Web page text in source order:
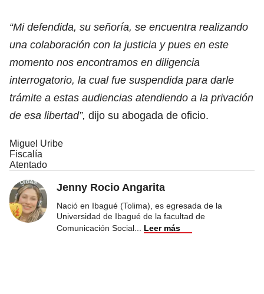
“Mi defendida, su señoría, se encuentra realizando
una colaboración con la justicia y pues en este
momento nos encontramos en diligencia
interrogatorio, la cual fue suspendida para darle
trámite a estas audiencias atendiendo a la privación
de esa libertad”, dijo su abogada de oficio.
Miguel Uribe
Fiscalía
Atentado
Jenny Rocio Angarita
Nació en Ibagué (Tolima), es egresada de la
Universidad de Ibagué de la facultad de
Comunicación Social
Leer más